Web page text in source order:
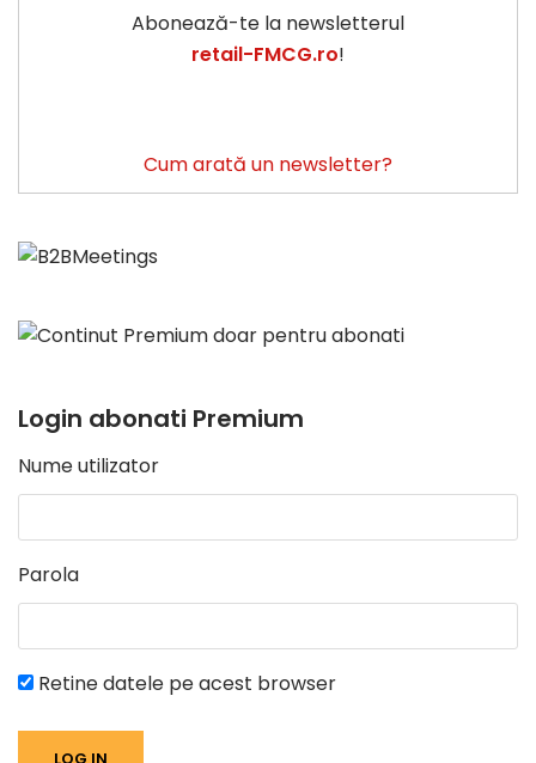
Abonează-te la newsletterul
retail-FMCG.ro!
Cum arată un newsletter?
Login abonati Premium
Nume utilizator
Parola
Retine datele pe acest browser